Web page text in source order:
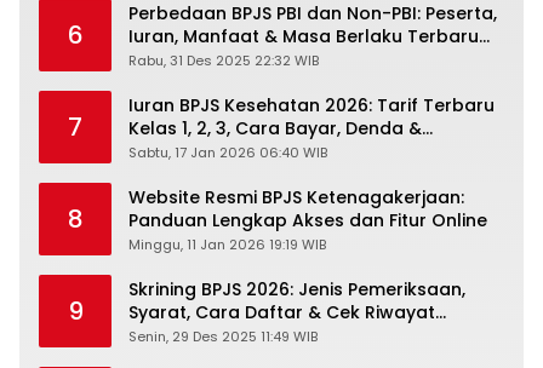
6
Perbedaan BPJS PBI dan Non-PBI: Peserta,
Iuran, Manfaat & Masa Berlaku Terbaru
2026
Rabu, 31 Des 2025 22:32 WIB
7
Iuran BPJS Kesehatan 2026: Tarif Terbaru
Kelas 1, 2, 3, Cara Bayar, Denda &
Panduan Lengkap Peserta JKN-KIS
Sabtu, 17 Jan 2026 06:40 WIB
8
Website Resmi BPJS Ketenagakerjaan:
Panduan Lengkap Akses dan Fitur Online
Minggu, 11 Jan 2026 19:19 WIB
9
Skrining BPJS 2026: Jenis Pemeriksaan,
Syarat, Cara Daftar & Cek Riwayat
Kesehatan Gratis
Senin, 29 Des 2025 11:49 WIB